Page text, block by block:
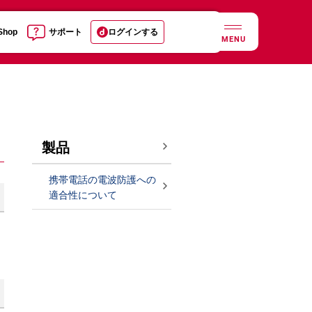
サポート ログインする
MENU
製品
携帯電話の電波防護への
適合性について